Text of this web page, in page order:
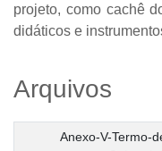
projeto, como cachê
didáticos e
Arquivos
Anexo-V-Termo-